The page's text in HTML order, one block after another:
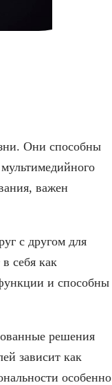
Они способны
важен
с другом для
себя как
и способны
решения
зависит как
особенно